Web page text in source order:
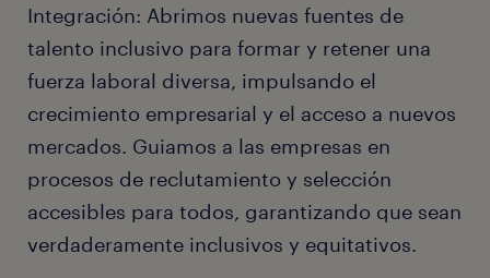
Integración: Abrimos nuevas fuentes de
talento inclusivo para formar y retener una
fuerza laboral diversa, impulsando el
crecimiento empresarial y el acceso a nuevos
mercados. Guiamos a las empresas en
procesos de reclutamiento y selección
accesibles para todos, garantizando que sean
verdaderamente inclusivos y equitativos.